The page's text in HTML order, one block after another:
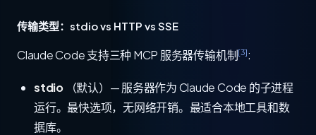
传输类型：stdio vs HTTP vs SSE
Claude Code 支持三种 MCP 服务器传输机制[3]:
stdio（默认）— 服务器作为 Claude Code 的子进程
运行。最快选项，无网络开销。最适合本地工具和数
据库。